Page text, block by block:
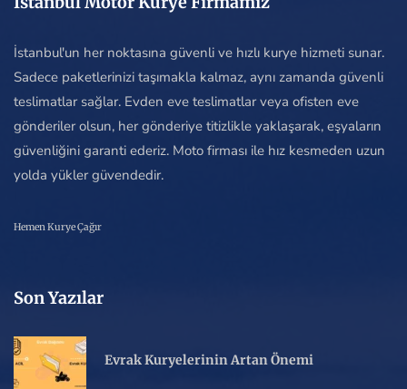
İstanbul'un her noktasına güvenli ve hızlı kurye hizmeti sunar.
Sadece paketlerinizi taşımakla kalmaz, aynı zamanda güvenli
teslimatlar sağlar. Evden eve teslimatlar veya ofisten eve
gönderiler olsun, her gönderiye titizlikle yaklaşarak, eşyaların
güvenliğini garanti ederiz. Moto firması ile hız kesmeden uzun
yolda yükler güvendedir.
Hemen Kurye Çağır
Son Yazılar
Evrak Kuryelerinin Artan Önemi